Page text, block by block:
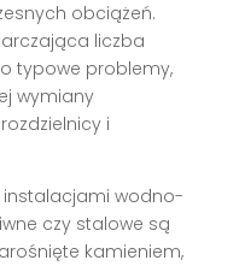
obciążeń.
liczba
typowe problemy,
wymiany
i
wodno-
czy stalowe są
kamieniem,